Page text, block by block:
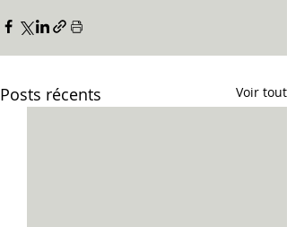
Posts récents Voir tout